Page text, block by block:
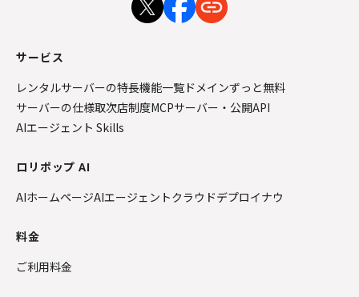
サービス
レンタルサーバーの特長機能一覧 ドメインずっと無料
サーバーの仕様取次店制度MCPサーバー・公開API
AIエージェント Skills
ロリポップ AI
AIホームページAIエージェントクラウドデプロイナウ
料金
ご利用料金